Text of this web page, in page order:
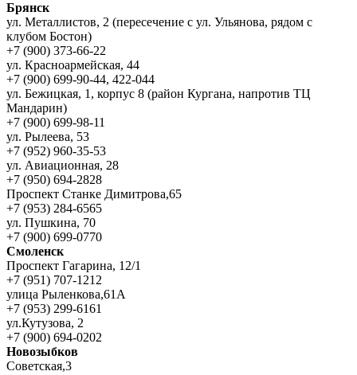
Брянск
ул. Металлистов, 2 (пересечение с ул. Ульянова, рядом с
клубом Бостон)
+7 (900) 373-66-22
ул. Красноармейская, 44
+7 (900) 699-90-44, 422-044
ул. Бежицкая, 1, корпус 8 (район Кургана, напротив ТЦ
Мандарин)
+7 (900) 699-98-11
ул. Рылеева, 53
+7 (952) 960-35-53
ул. Авиационная, 28
+7 (950) 694-2828
Проспект Станке Димитрова,65
+7 (953) 284-6565
ул. Пушкина, 70
+7 (900) 699-0770
Смоленск
Проспект Гагарина, 12/1
+7 (951) 707-1212
улица Рыленкова,61А
+7 (953) 299-6161
ул.Кутузова, 2
+7 (900) 694-0202
Новозыбков
Советская,3